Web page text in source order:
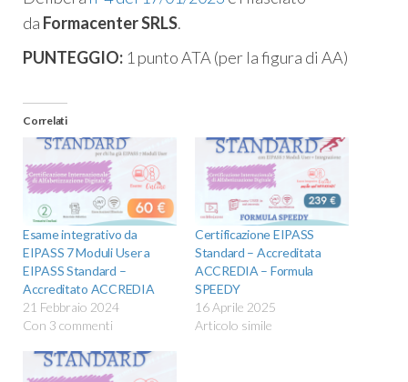
da Formacenter SRLS.
PUNTEGGIO: 1 punto ATA (per la figura di AA)
Correlati
Esame integrativo da
EIPASS 7 Moduli User a
EIPASS Standard –
Accreditato ACCREDIA
21 Febbraio 2024
Con 3 commenti
Certificazione EIPASS
Standard – Accreditata
ACCREDIA – Formula
SPEEDY
16 Aprile 2025
Articolo simile